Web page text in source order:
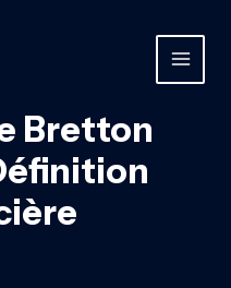
MAIN
Bretton